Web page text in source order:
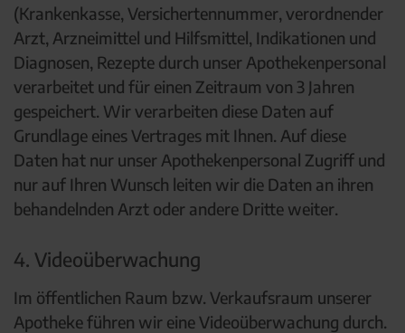
(Krankenkasse, Versichertennummer, verordnender
Arzt, Arzneimittel und Hilfsmittel, Indikationen und
Diagnosen, Rezepte durch unser Apothekenpersonal
verarbeitet und für einen Zeitraum von 3 Jahren
gespeichert. Wir verarbeiten diese Daten auf
Grundlage eines Vertrages mit Ihnen. Auf diese
Daten hat nur unser Apothekenpersonal Zugriff und
nur auf Ihren Wunsch leiten wir die Daten an ihren
behandelnden Arzt oder andere Dritte weiter.
4. Videoüberwachung
Im öffentlichen Raum bzw. Verkaufsraum unserer
Apotheke führen wir eine Videoüberwachung durch.